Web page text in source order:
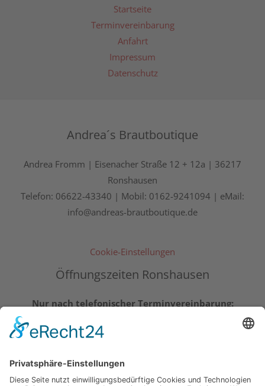
Startseite
Terminvereinbarung
Anfahrt
Impressum
Datenschutz
Andrea´s Brautboutique
Andrea Fromm | Eisenacher Straße 12 + 12a | 36217
Ronshausen
Telefon: 06622-43340 | Mobil: 0162-9241094 | eMail:
info@andreas-brautboutique.de
Cookie-Einstellungen
Öffnungszeiten Ronshausen
Nur nach telefonischer Terminvereinbarung:
Montag – Freitag 10.00 – 13.00 Uhr und 14.00 – 19.00
Uhr | Samstag 10.00 – 14.00 Uhr
vereinbaren!